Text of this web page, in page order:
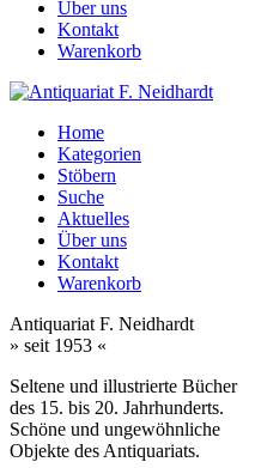
Über uns
Kontakt
Warenkorb
Home
Kategorien
Stöbern
Suche
Aktuelles
Über uns
Kontakt
Warenkorb
Antiquariat F. Neidhardt
» seit 1953 «
Seltene und illustrierte Bücher
des 15. bis 20. Jahrhunderts.
Schöne und ungewöhnliche
Objekte des Antiquariats.